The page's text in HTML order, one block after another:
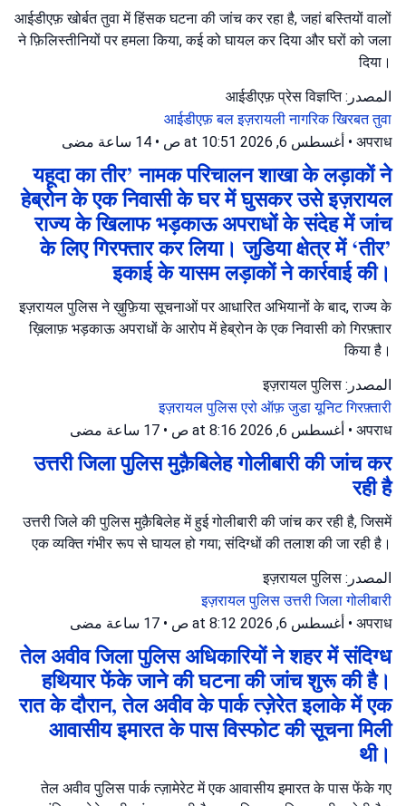
आईडीएफ़ खोर्बत तुवा में हिंसक घटना की जांच कर रहा है, जहां बस्तियों वालों
ने फ़िलिस्तीनियों पर हमला किया, कई को घायल कर दिया और घरों को जला
दिया।
المصدر: आईडीएफ़ प्रेस विज्ञप्ति
आईडीएफ़ बलइज़रायली नागरिकखिरबत तुवा
अपराध
• أغسطس 6, 2026 at 10:51 ص • 14 ساعة مضى
यहूदा का तीर’ नामक परिचालन शाखा के लड़ाकों ने
हेब्रोन के एक निवासी के घर में घुसकर उसे इज़रायल
राज्य के खिलाफ भड़काऊ अपराधों के संदेह में जांच
के लिए गिरफ्तार कर लिया। जुडिया क्षेत्र में ‘तीर’
इकाई के यासम लड़ाकों ने कार्रवाई की।
इज़रायल पुलिस ने ख़ुफ़िया सूचनाओं पर आधारित अभियानों के बाद, राज्य के
ख़िलाफ़ भड़काऊ अपराधों के आरोप में हेब्रोन के एक निवासी को गिरफ़्तार
किया है।
المصدر: इज़रायल पुलिस
इज़रायल पुलिसएरो ऑफ़ जुडा यूनिटगिरफ़्तारी
अपराध
• أغسطس 6, 2026 at 8:16 ص • 17 ساعة مضى
उत्तरी जिला पुलिस मुक़ैबिलेह गोलीबारी की जांच कर
रही है
उत्तरी जिले की पुलिस मुक़ैबिलेह में हुई गोलीबारी की जांच कर रही है, जिसमें
एक व्यक्ति गंभीर रूप से घायल हो गया; संदिग्धों की तलाश की जा रही है।
المصدر: इज़रायल पुलिस
इज़रायल पुलिसउत्तरी जिलागोलीबारी
अपराध
• أغسطس 6, 2026 at 8:12 ص • 17 ساعة مضى
तेल अवीव जिला पुलिस अधिकारियों ने शहर में संदिग्ध
हथियार फेंके जाने की घटना की जांच शुरू की है।
रात के दौरान, तेल अवीव के पार्क त्ज़ेरेत इलाके में एक
आवासीय इमारत के पास विस्फोट की सूचना मिली
थी।
तेल अवीव पुलिस पार्क त्ज़ामेरेट में एक आवासीय इमारत के पास फेंके गए